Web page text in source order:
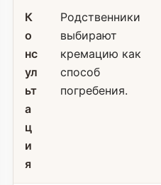
К
о
нс
ул
ьт
а
ц
и
я
Родственники
выбирают
кремацию как
способ
погребения.